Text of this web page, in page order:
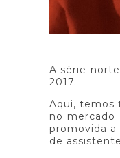
A série
2017.
Aqui, temos
no mercado
promovida
de